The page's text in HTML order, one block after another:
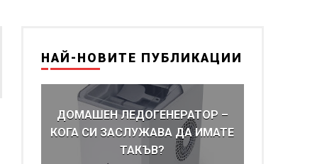
НАЙ-НОВИТЕ ПУБЛИКАЦИИ
ДОМАШЕН ЛЕДОГЕНЕРАТОР –
КОГА СИ ЗАСЛУЖАВА ДА ИМАТЕ
ТАКЪВ?